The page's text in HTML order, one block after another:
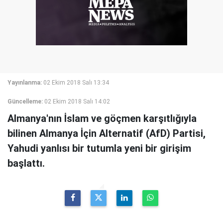
Yayınlanma: 02 Ekim 2018 Salı 13:34
Güncelleme: 02 Ekim 2018 Salı 14:02
Almanya'nın İslam ve göçmen karşıtlığıyla
bilinen Almanya İçin Alternatif (AfD) Partisi,
Yahudi yanlısı bir tutumla yeni bir girişim
başlattı.